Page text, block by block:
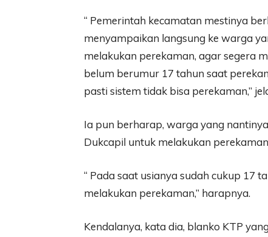
“ Pemerintah kecamatan mestinya
menyampaikan langsung ke warga
melakukan perekaman, agar segera
belum berumur 17 tahun saat
pasti sistem tidak bisa perekaman,”
Ia pun berharap, warga yang
Dukcapil untuk melakukan
“ Pada saat usianya sudah cukup 17
melakukan perekaman,” harapnya.
Kendalanya, kata dia, blanko KTP